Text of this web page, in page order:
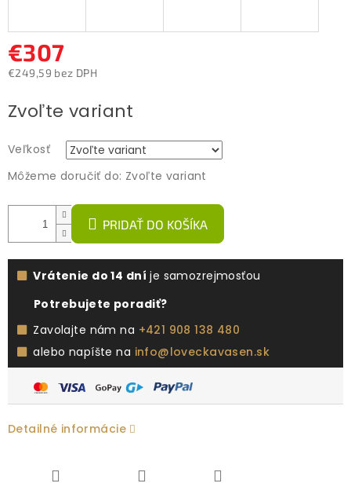
€307
€249,59 bez DPH
cena:
Zvoľte variant
Veľkosť
Môžeme doručiť do: Zvoľte variant
PRIDAŤ DO KOŠÍKA
Vrátenie do 14 dní je samozrejmosťou
Potrebujete poradiť?
Zavolajte nám na +421 908 138 480
alebo napíšte na info@loveckavasen.sk
Detailné informácie